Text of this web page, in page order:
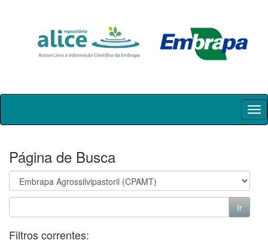
Skip
Página de Busca
Filtros correntes: